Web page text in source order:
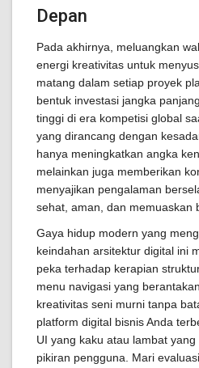
Depan
Pada akhirnya, meluangkan
energi kreativitas untuk
matang dalam setiap proyek
bentuk investasi jangka
tinggi di era kompetisi global
yang dirancang dengan
hanya meningkatkan angka
melainkan juga memberikan
menyajikan pengalaman
sehat, aman, dan memuaskan
Gaya hidup modern yang
keindahan arsitektur digital ini
peka terhadap kerapian
menu navigasi yang
kreativitas seni murni tanpa
platform digital bisnis Anda
UI yang kaku atau lambat
pikiran pengguna. Mari